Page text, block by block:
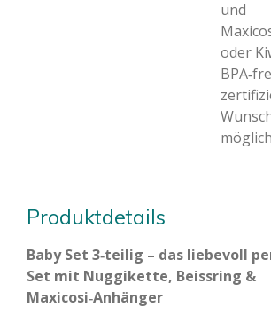
und
oder
möglich
Produktdetails
Baby Set 3‑teilig – das liebevoll
Set mit Nuggikette, Beissring &
Maxicosi‑Anhänger